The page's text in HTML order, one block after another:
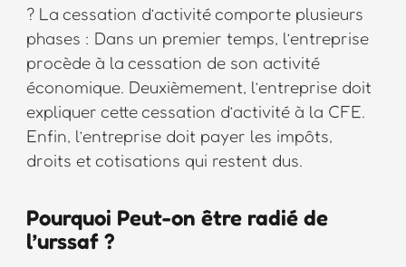
? La cessation d’activité comporte plusieurs
phases : Dans un premier temps, l’entreprise
procède à la cessation de son activité
économique. Deuxièmement, l’entreprise doit
expliquer cette cessation d’activité à la CFE.
Enfin, l’entreprise doit payer les impôts,
droits et cotisations qui restent dus.
Pourquoi Peut-on être radié de
l’urssaf ?